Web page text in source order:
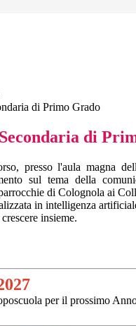
di Primo Grado
di
presso l'aula magna
sul tema della
di Colognola ai
in intelligenza
insieme.
per il prossimo